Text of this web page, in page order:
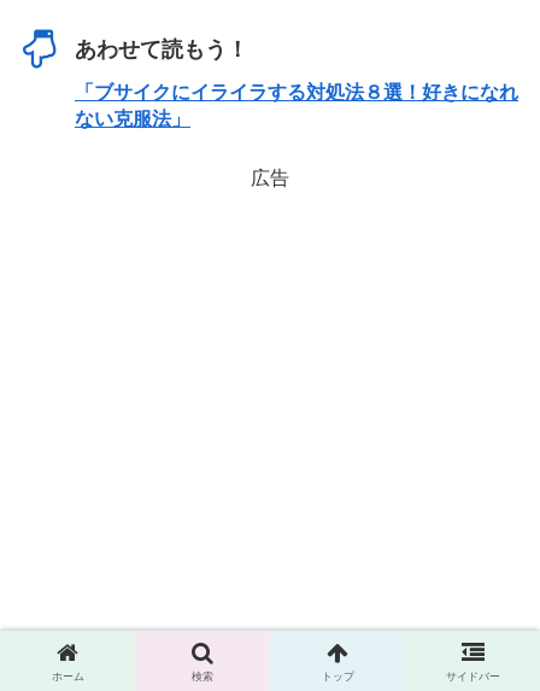
あわせて読もう！
「ブサイクにイライラする対処法８選！好きになれ
ない克服法」
広告
ホーム 検索 トップ サイドバー